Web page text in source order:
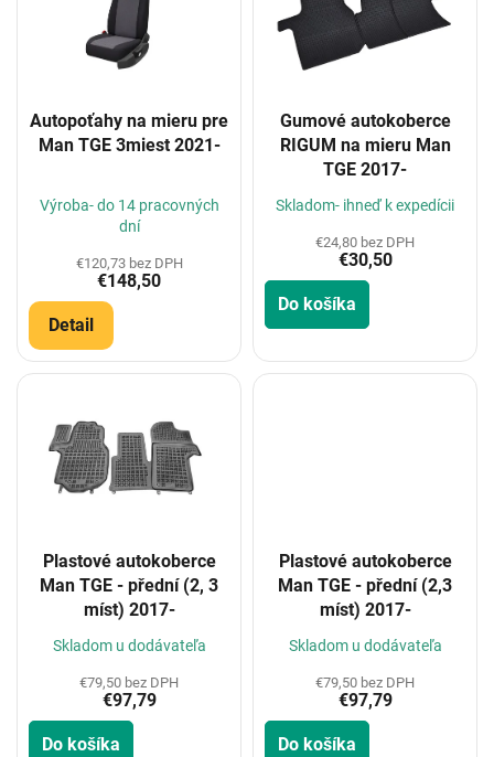
Autopoťahy na mieru pre
Man TGE 3miest 2021-
Výroba- do 14 pracovných
dní
€120,73 bez DPH
€148,50
Detail
Gumové autokoberce
RIGUM na mieru Man
TGE 2017-
Skladom- ihneď k expedícii
€24,80 bez DPH
€30,50
Do košíka
Plastové autokoberce
Man TGE - přední (2, 3
míst) 2017-
Skladom u dodávateľa
€79,50 bez DPH
€97,79
Do košíka
Plastové autokoberce
Man TGE - přední (2,3
míst) 2017-
Skladom u dodávateľa
€79,50 bez DPH
€97,79
Do košíka